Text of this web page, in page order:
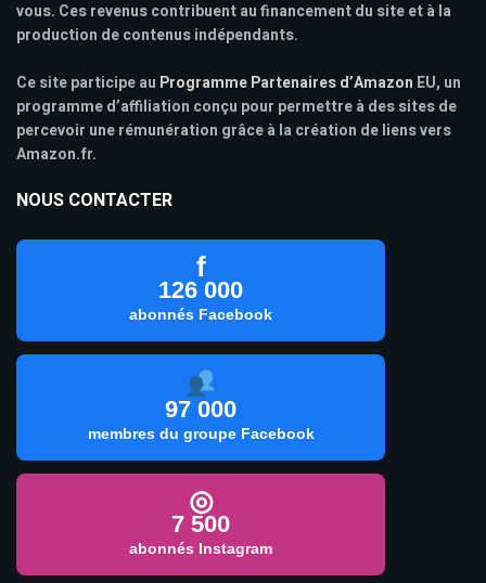
vous. Ces revenus contribuent au financement du site et à la
production de contenus indépendants.
Ce site participe au Programme Partenaires d’Amazon EU, un
programme d’affiliation conçu pour permettre à des sites de
percevoir une rémunération grâce à la création de liens vers
Amazon.fr.
NOUS CONTACTER
f
126 000
abonnés Facebook
97 000
membres du groupe Facebook
◎
7 500
abonnés Instagram